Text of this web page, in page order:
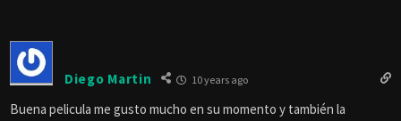
Diego Martin 10 years ago
Buena pelicula me gusto mucho en su momento y también la